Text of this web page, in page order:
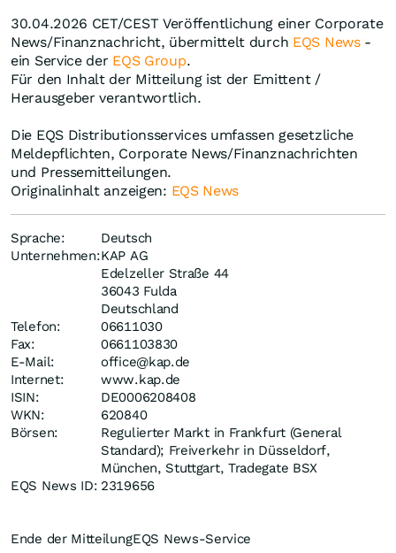
30.04.2026 CET/CEST Veröffentlichung einer Corporate
News/Finanznachricht, übermittelt durch EQS News-
ein Service der EQS Group.
Für den Inhalt der Mitteilung ist der Emittent /
Herausgeber verantwortlich.
Die EQS Distributionsservices umfassen gesetzliche
Meldepflichten, Corporate News/Finanznachrichten
und Pressemitteilungen.
Originalinhalt anzeigen: EQS News
Sprache:
Deutsch
Unternehmen:KAP AG
Edelzeller Straße 44
36043 Fulda
Deutschland
Telefon:
06611030
Fax:
0661103830
E-Mail:
office@kap.de
Internet:
www.kap.de
ISIN:
DE0006208408
WKN:
620840
Börsen:
Regulierter Markt in Frankfurt (General
Standard); Freiverkehr in Düsseldorf,
München, Stuttgart, Tradegate BSX
EQS News ID: 2319656
Ende der MitteilungEQS News-Service